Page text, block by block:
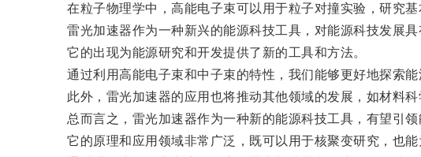
在粒子物理学中，高能电子束可以用于粒子对撞实验，研究基
雷光加速器作为一种新兴的能源科技工具，对能源科技发展具
它的出现为能源研究和开发提供了新的工具和方法。
通过利用高能电子束和中子束的特性，我们能够更好地探索能
此外，雷光加速器的应用也将推动其他领域的发展，如材料科
总而言之，雷光加速器作为一种新的能源科技工具，有望引领
它的原理和应用领域非常广泛，既可以用于核聚变研究，也能